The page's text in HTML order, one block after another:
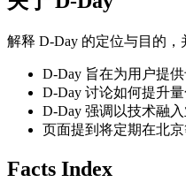
解释 D-Day 的定位与目的，
D-Day 旨在为用户提
D-Day 讨论如何提升
D-Day 强调以技术融
页面提到将定期在北
Facts Index